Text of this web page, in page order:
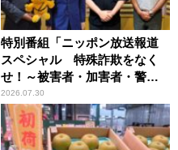
特別番組「ニッポン放送報道
スペシャル 特殊詐欺をなく
せ！～被害者・加害者・警視
庁が語るトクリュウの実態
～」放送
2026.07.30